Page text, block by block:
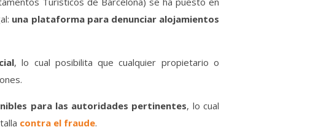
una plataforma para denunciar alojamientos
, lo cual posibilita que cualquier propietario o
para las autoridades pertinentes, lo cual
contra el fraude.